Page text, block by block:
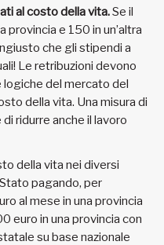
al costo della vita.Se il
provincia e 150 in un’altra
che gli stipendi a
Le retribuzioni devono
del mercato del
della vita. Una misura di
ridurre anche il lavoro
della vita nei diversi
pagando, per
al mese in una provincia
euro in una provincia con
su base nazionale